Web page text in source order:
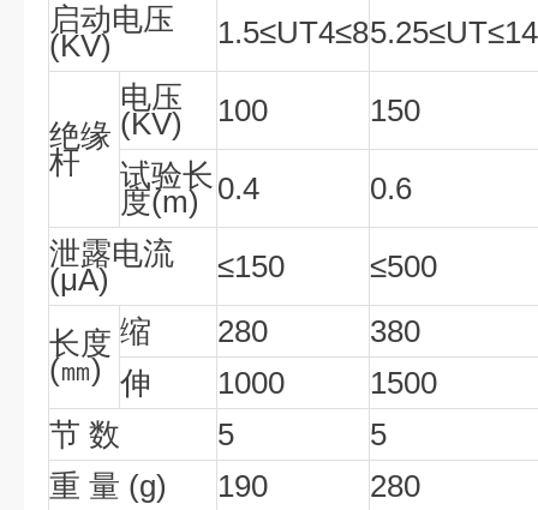
启动电压
(KV) 1.5≤UT4≤85.25≤UT≤14
绝缘
杆
电压
(KV) 100
150
试验长
度(m) 0.4
0.6
泄露电流
(μA) ≤150 ≤500
长度
(㎜)
缩 280
380
伸
1000
1500
节 数
5
5
重 量 (g)
190 280